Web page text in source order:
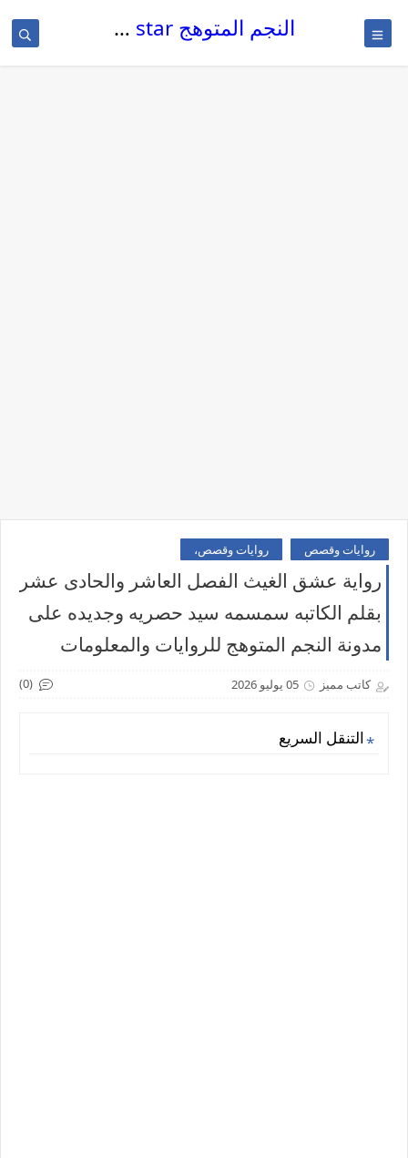
النجم المتوهج The glowing star
روايات وقصص روايات وقصص،
رواية عشق الغيث الفصل العاشر والحادى عشر
بقلم الكاتبه سمسمه سيد حصريه وجديده على
مدونة النجم المتوهج للروايات والمعلومات
كاتب مميز 05 يوليو 2026 (0)
التنقل السريع